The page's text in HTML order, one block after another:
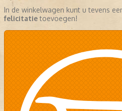
In de winkelwagen kunt u tevens
felicitatietoevoegen!